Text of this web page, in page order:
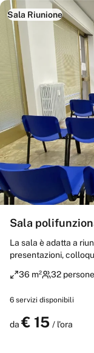
Sala Riunione
Sala
La sala è adatta a
presentazioni,
anche essere
fino a 32 posti a
36 m² 32 persone
6 servizi disponibili
da € 15 / l'ora